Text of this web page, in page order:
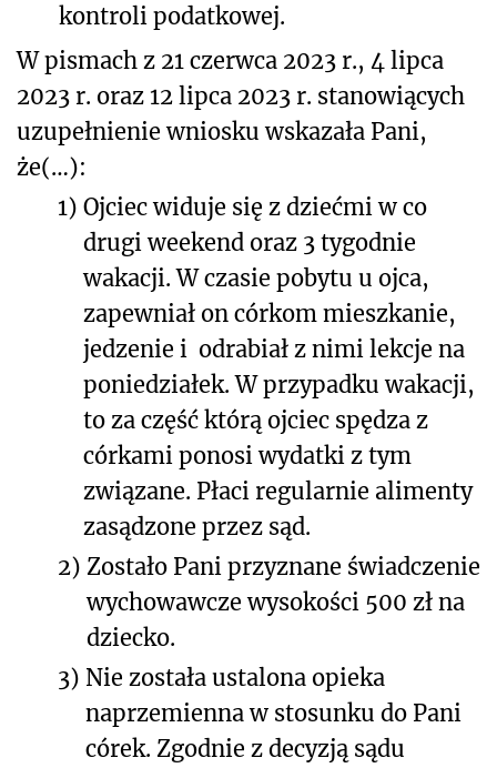
kontroli podatkowej.
W pismach z 21 czerwca 2023 r., 4 lipca
2023 r. oraz 12 lipca 2023 r. stanowiących
uzupełnienie wniosku wskazała Pani,
że(…):
1) Ojciec widuje się z dziećmi w co
drugi weekend oraz 3 tygodnie
wakacji. W czasie pobytu u ojca,
zapewniał on córkom mieszkanie,
jedzenie i odrabiał z nimi lekcje na
poniedziałek. W przypadku wakacji,
to za część którą ojciec spędza z
córkami ponosi wydatki z tym
związane. Płaci regularnie alimenty
zasądzone przez sąd.
2) Zostało Pani przyznane świadczenie
wychowawcze wysokości 500 zł na
dziecko.
3) Nie została ustalona opieka
naprzemienna w stosunku do Pani
córek. Zgodnie z decyzją sądu